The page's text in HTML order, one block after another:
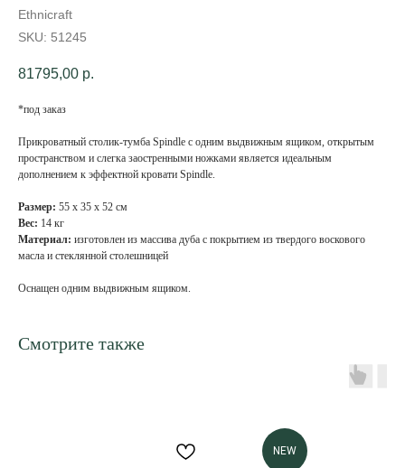
Ethnicraft
SKU: 51245
81795,00 р.
*под заказ
Прикроватный столик-тумба Spindle с одним выдвижным ящиком, открытым
пространством и слегка заостренными ножками является идеальным
дополнением к эффектной кровати Spindle.
Размер: 55 х 35 х 52 см
Вес: 14 кг
Материал: изготовлен из массива дуба с покрытием из твердого воскового
масла и стеклянной столешницей
Оснащен одним выдвижным ящиком.
Смотрите также
NEW